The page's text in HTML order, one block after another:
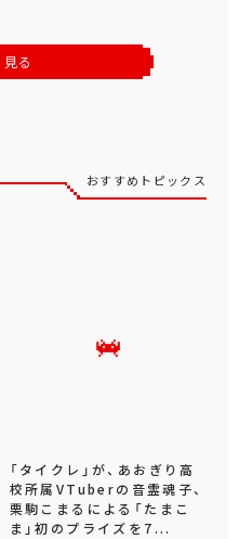
る
おすすめトピックス
「タイクレ」が、あおぎり高
校所属VTuberの音霊魂子、
栗駒こまるによる「たまこ
ま」初のプライズを7...